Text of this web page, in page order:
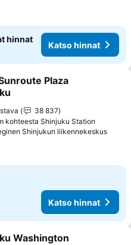
hinnat
Katso hinnat
suosikkeihin
Plaza
38 837
kohteesta Shinjuku Station
Shinjukun liikennekeskus
Katso hinnat
Washington